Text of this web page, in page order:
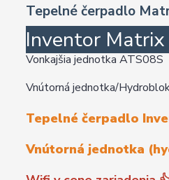
Tepelné čerpadlo
Inventor
Vonkajšia jednotka ATS08S
Vnútorná jednotka/
Tepelné čerpadlo
Vnútorná jednotka